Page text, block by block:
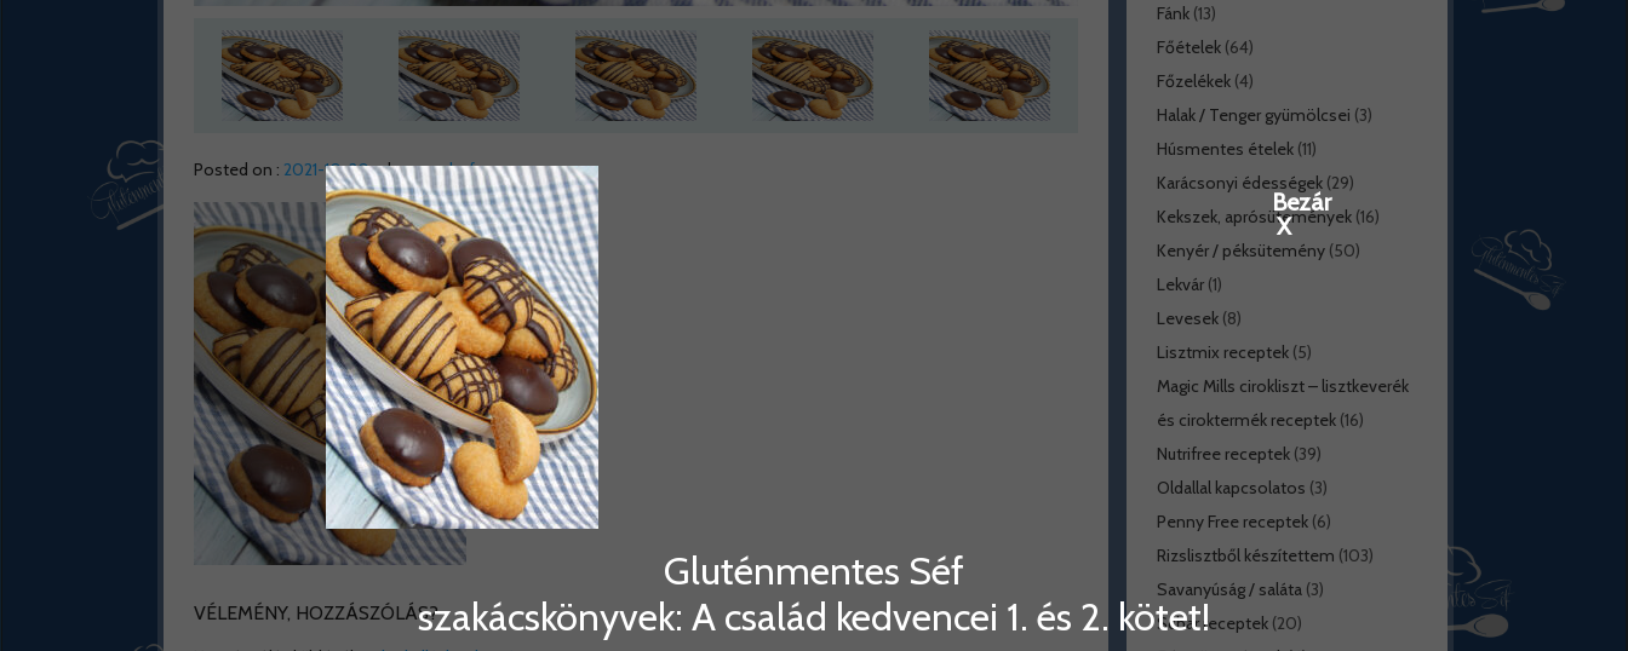
Posted on : 2021-10-20 by :gmchef
VÉLEMÉNY, HOZZÁSZÓLÁS?
Fánk(13)
Főételek(64)
Főzelékek(4)
Halak / Tenger gyümölcsei (3)
Húsmentes ételek(11)
Karácsonyi édességek(29)
Kekszek, aprósütemények(16)
Kenyér / péksütemény(50)
Lekvár(1)
Levesek(8)
Lisztmix receptek(5)
Magic Mills cirokliszt – lisztkeverék
és ciroktermék receptek(16)
Nutrifree receptek(39)
Oldallal kapcsolatos (3)
Penny Free receptek(6)
Rizslisztből készítettem (103)
Savanyúság / saláta(3)
Schar receptek(20)
Gluténmentes Séf
szakácskönyvek: A család kedvencei 1. és 2. kötet!
Bezár
X